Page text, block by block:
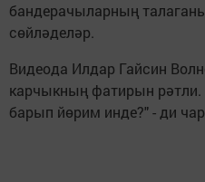
бандерачыларның
сөйләделәр.
Видеода Илдар Гайсин
карчыкның фатирын
барып йөрим инде?" - ди